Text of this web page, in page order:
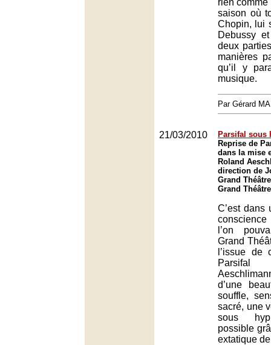
rien
saison où
Chopin, lui
Debussy
deux
manières
qu’il y
musique.
Par Gérard
21/03/2010
Parsifal sous
Reprise de
dans la mise
Roland
direction de
Grand
Grand
C’est dans
l’on
Grand
l’issue de
d’une
souffle,
sacré, une
sous
possible
extatique